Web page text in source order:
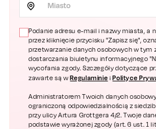
Miasto
Podanie adresu e-mail i nazwy miasta, a
przez kliknięcie przycisku "Zapisz się",
przetwarzanie danych osobowych w tym
dostarczania biuletynu informacyjnego
wycofania zgody. Szczegóły dotyczące
zawarte są wRegulaminie iPolityce
Administratorem Twoich danych
ograniczoną odpowiedzialnością z
przy ulicy Artura Grottgera 4/2. Twoje
podstawie wyrażonej zgody (art. 6 ust. 1